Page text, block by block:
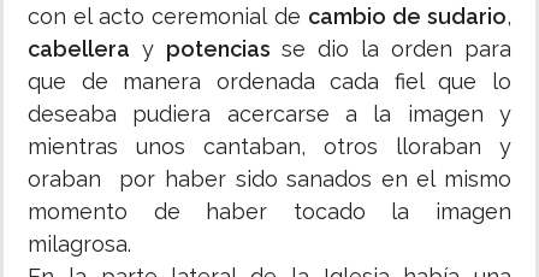
con el acto ceremonial de cambio de sudario,
cabellera y potencias se dio la orden para
que de manera ordenada cada fiel que lo
deseaba pudiera acercarse a la imagen y
mientras unos cantaban, otros lloraban y
oraban por haber sido sanados en el mismo
momento de haber tocado la imagen
milagrosa.